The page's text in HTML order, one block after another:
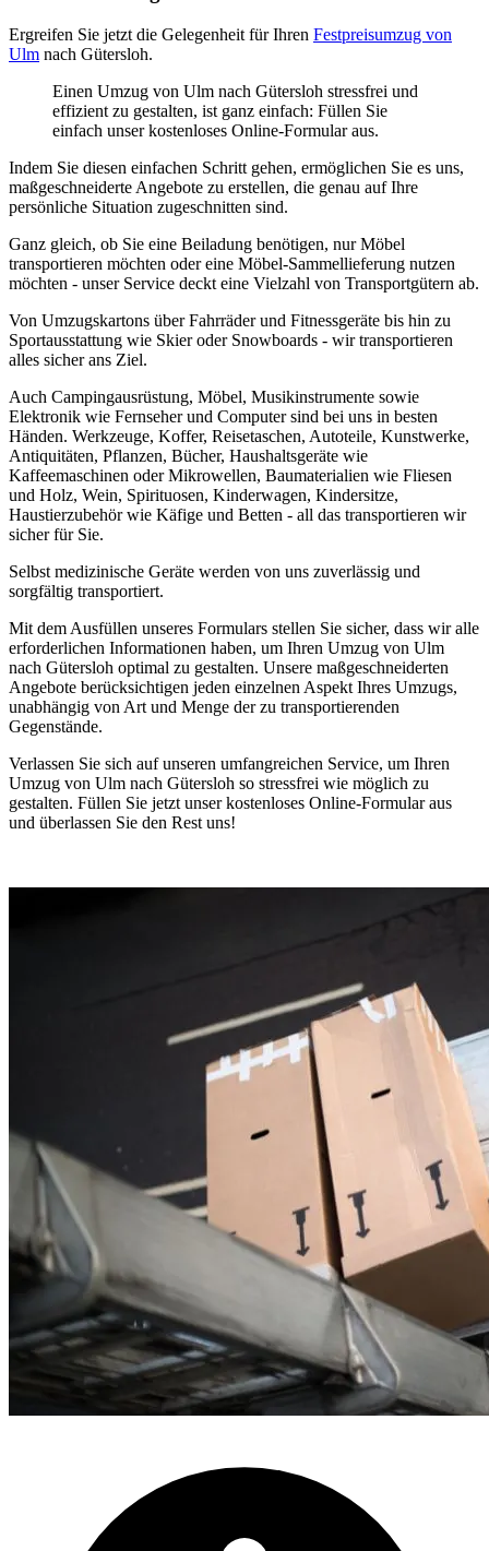
Ergreifen Sie jetzt die Gelegenheit für Ihren Festpreisumzug von
Ulm nach Gütersloh.
Einen Umzug von Ulm nach Gütersloh stressfrei und
effizient zu gestalten, ist ganz einfach: Füllen Sie
einfach unser kostenloses Online-Formular aus.
Indem Sie diesen einfachen Schritt gehen, ermöglichen Sie es uns,
maßgeschneiderte Angebote zu erstellen, die genau auf Ihre
persönliche Situation zugeschnitten sind.
Ganz gleich, ob Sie eine Beiladung benötigen, nur Möbel
transportieren möchten oder eine Möbel-Sammellieferung nutzen
möchten - unser Service deckt eine Vielzahl von Transportgütern ab.
Von Umzugskartons über Fahrräder und Fitnessgeräte bis hin zu
Sportausstattung wie Skier oder Snowboards - wir transportieren
alles sicher ans Ziel.
Auch Campingausrüstung, Möbel, Musikinstrumente sowie
Elektronik wie Fernseher und Computer sind bei uns in besten
Händen. Werkzeuge, Koffer, Reisetaschen, Autoteile, Kunstwerke,
Antiquitäten, Pflanzen, Bücher, Haushaltsgeräte wie
Kaffeemaschinen oder Mikrowellen, Baumaterialien wie Fliesen
und Holz, Wein, Spirituosen, Kinderwagen, Kindersitze,
Haustierzubehör wie Käfige und Betten - all das transportieren wir
sicher für Sie.
Selbst medizinische Geräte werden von uns zuverlässig und
sorgfältig transportiert.
Mit dem Ausfüllen unseres Formulars stellen Sie sicher, dass wir alle
erforderlichen Informationen haben, um Ihren Umzug von Ulm
nach Gütersloh optimal zu gestalten. Unsere maßgeschneiderten
Angebote berücksichtigen jeden einzelnen Aspekt Ihres Umzugs,
unabhängig von Art und Menge der zu transportierenden
Gegenstände.
Verlassen Sie sich auf unseren umfangreichen Service, um Ihren
Umzug von Ulm nach Gütersloh so stressfrei wie möglich zu
gestalten. Füllen Sie jetzt unser kostenloses Online-Formular aus
und überlassen Sie den Rest uns!